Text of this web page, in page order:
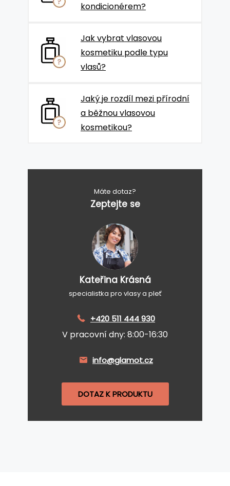
kondicionérem?
Jak vybrat vlasovou
kosmetiku podle typu
vlasů?
Jaký je rozdíl mezi přírodní
a běžnou vlasovou
kosmetikou?
Máte dotaz?
Zeptejte se
Kateřina Krásná
specialistka pro vlasy a pleť
+420 511 444 930
V pracovní dny: 8:00-16:30
info@glamot.cz
DOTAZ K PRODUKTU